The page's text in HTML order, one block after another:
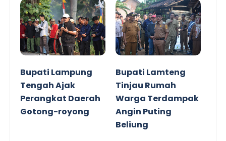
Bupati Lampung
Tengah Ajak
Perangkat Daerah
Gotong-royong
Bupati Lamteng
Tinjau Rumah
Warga Terdampak
Angin Puting
Beliung